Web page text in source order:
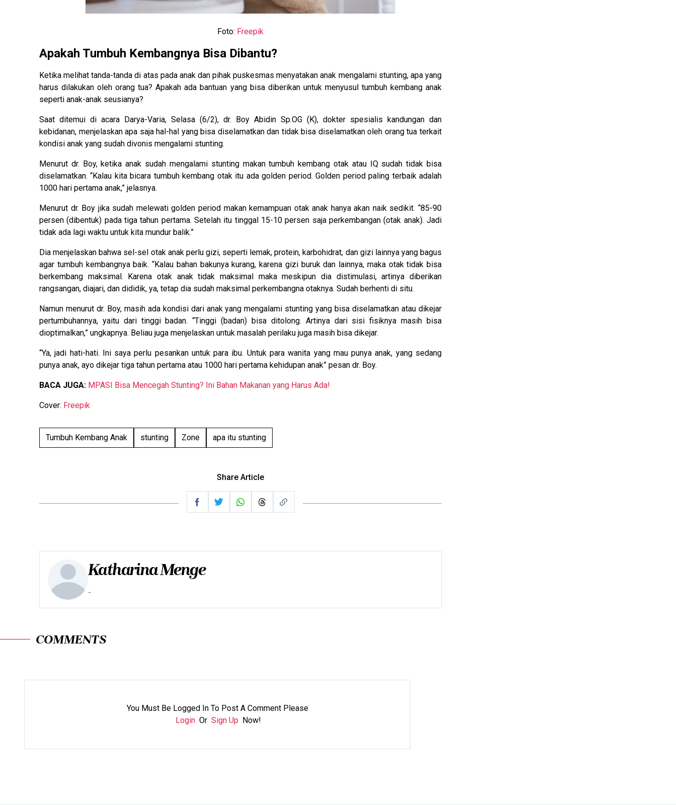
Foto: Freepik
Apakah Tumbuh Kembangnya Bisa Dibantu?
Ketika melihat tanda-tanda di atas pada anak dan pihak puskesmas menyatakan anak mengalami stunting, apa yang
harus dilakukan oleh orang tua? Apakah ada bantuan yang bisa diberikan untuk menyusul tumbuh kembang anak
seperti anak-anak seusianya?
Saat ditemui di acara Darya-Varia, Selasa (6/2), dr. Boy Abidin Sp.OG (K), dokter spesialis kandungan dan
kebidanan, menjelaskan apa saja hal-hal yang bisa diselamatkan dan tidak bisa diselamatkan oleh orang tua terkait
kondisi anak yang sudah divonis mengalami stunting.
Menurut dr. Boy, ketika anak sudah mengalami stunting makan tumbuh kembang otak atau IQ sudah tidak bisa
diselamatkan. “Kalau kita bicara tumbuh kembang otak itu ada golden period. Golden period paling terbaik adalah
1000 hari pertama anak,” jelasnya.
Menurut dr. Boy jika sudah melewati golden period makan kemampuan otak anak hanya akan naik sedikit. “85-90
persen (dibentuk) pada tiga tahun pertama. Setelah itu tinggal 15-10 persen saja perkembangan (otak anak). Jadi
tidak ada lagi waktu untuk kita mundur balik.”
Dia menjelaskan bahwa sel-sel otak anak perlu gizi, seperti lemak, protein, karbohidrat, dan gizi lainnya yang bagus
agar tumbuh kembangnya baik. “Kalau bahan bakunya kurang, karena gizi buruk dan lainnya, maka otak tidak bisa
berkembang maksimal. Karena otak anak tidak maksimal maka meskipun dia distimulasi, artinya diberikan
rangsangan, diajari, dan dididik, ya, tetap dia sudah maksimal perkembangna otaknya. Sudah berhenti di situ.
Namun menurut dr. Boy, masih ada kondisi dari anak yang mengalami stunting yang bisa diselamatkan atau dikejar
pertumbuhannya, yaitu dari tinggi badan. “Tinggi (badan) bisa ditolong. Artinya dari sisi fisiknya masih bisa
dioptimalkan,” ungkapnya. Beliau juga menjelaskan untuk masalah perilaku juga masih bisa dikejar.
“Ya, jadi hati-hati. Ini saya perlu pesankan untuk para ibu. Untuk para wanita yang mau punya anak, yang sedang
punya anak, ayo dikejar tiga tahun pertama atau 1000 hari pertama kehidupan anak” pesan dr. Boy.
BACA JUGA: MPASI Bisa Mencegah Stunting? Ini Bahan Makanan yang Harus Ada!
Cover: Freepik
Tumbuh Kembang Anak stunting Zone apa itu stunting
Share Article
Katharina Menge
-
COMMENTS
You Must Be Logged In To Post A Comment Please
Login Or Sign Up Now!